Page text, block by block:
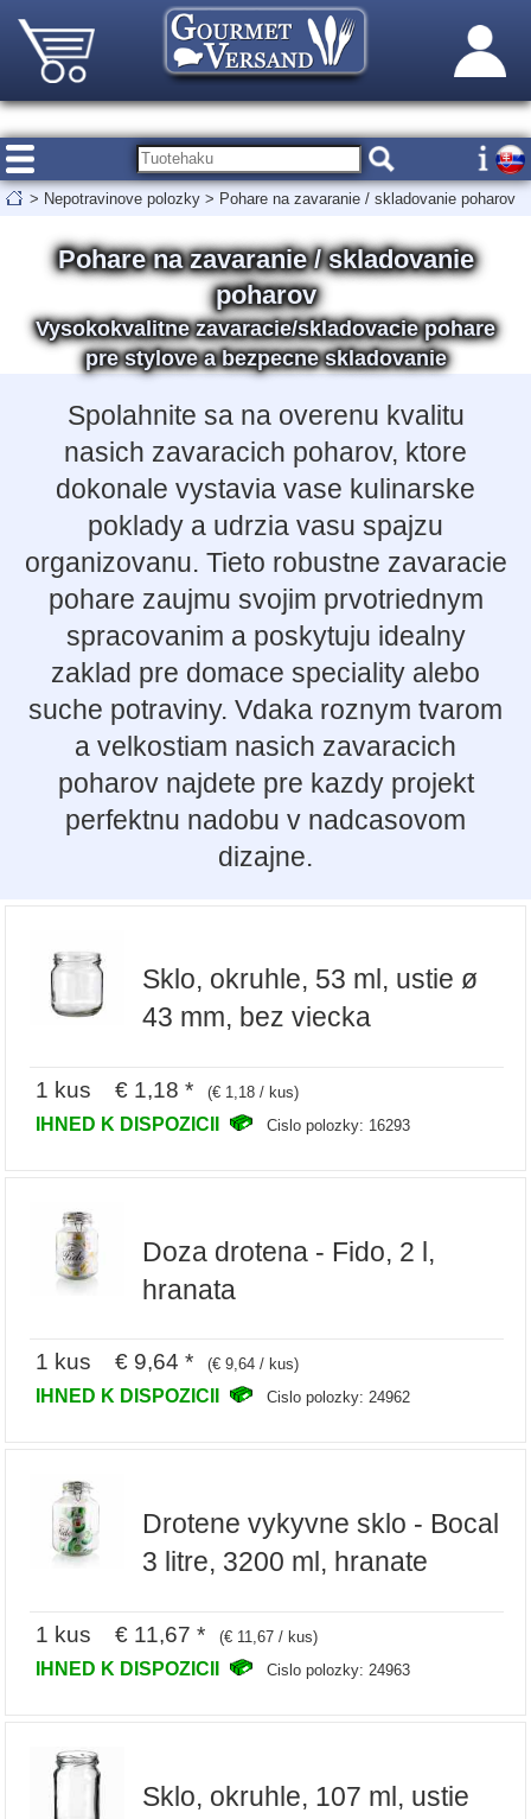
> Nepotravinove polozky > Pohare na zavaranie / skladovanie poharov
Pohare na zavaranie / skladovanie
poharov
Vysokokvalitne zavaracie/skladovacie pohare
pre stylove a bezpecne skladovanie
Spolahnite sa na overenu kvalitu
nasich zavaracich poharov, ktore
dokonale vystavia vase kulinarske
poklady a udrzia vasu spajzu
organizovanu. Tieto robustne zavaracie
pohare zaujmu svojim prvotriednym
spracovanim a poskytuju idealny
zaklad pre domace speciality alebo
suche potraviny. Vdaka roznym tvarom
a velkostiam nasich zavaracich
poharov najdete pre kazdy projekt
perfektnu nadobu v nadcasovom
dizajne.
Sklo, okruhle, 53 ml, ustie ø
43 mm, bez viecka
1 kus € 1,18 * (€ 1,18 / kus)
IHNED K DISPOZICII Cislo polozky: 16293
Doza drotena - Fido, 2 l,
hranata
1 kus € 9,64 * (€ 9,64 / kus)
IHNED K DISPOZICII Cislo polozky: 24962
Drotene vykyvne sklo - Bocal
3 litre, 3200 ml, hranate
1 kus € 11,67 * (€ 11,67 / kus)
IHNED K DISPOZICII Cislo polozky: 24963
Sklo, okruhle, 107 ml, ustie